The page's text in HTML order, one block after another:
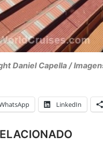
Daniel Capella /
LinkedIn